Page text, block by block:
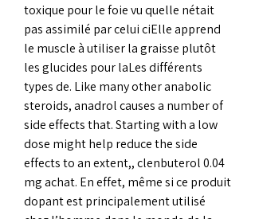
toxique pour le foie vu quelle nétait
pas assimilé par celui ciElle apprend
le muscle à utiliser la graisse plutôt
les glucides pour laLes différents
types de. Like many other anabolic
steroids, anadrol causes a number of
side effects that. Starting with a low
dose might help reduce the side
effects to an extent,, clenbuterol 0.04
mg achat. En effet, même si ce produit
dopant est principalement utilisé